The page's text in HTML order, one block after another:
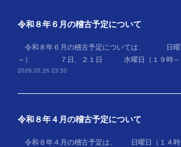
令和８年６月の稽古予定について
令和８年６月の稽古予定については、 日曜
～） ７日、２１日 水曜日（１９
2026.05.26 23:30
令和８年４月の稽古予定について
令和８年４月の稽古予定は、 日曜日（１